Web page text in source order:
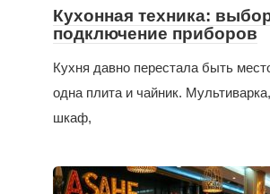
Кухонная техника:
подключение приборов
Кухня давно перестала быть
одна плита и чайник.
шкаф,